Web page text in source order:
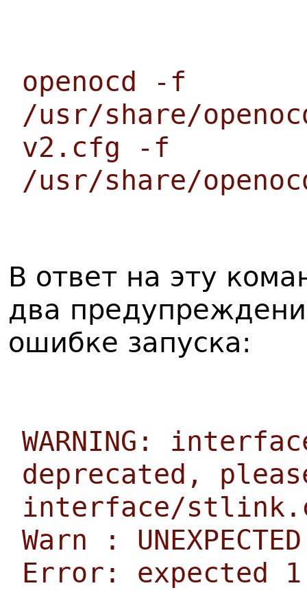
openocd -f
/usr/share/
v2.cfg -f
/usr/share/
В ответ на эту
два
ошибке запуска:
WARNING:
deprecated,
interface/
Warn :
Error: expected